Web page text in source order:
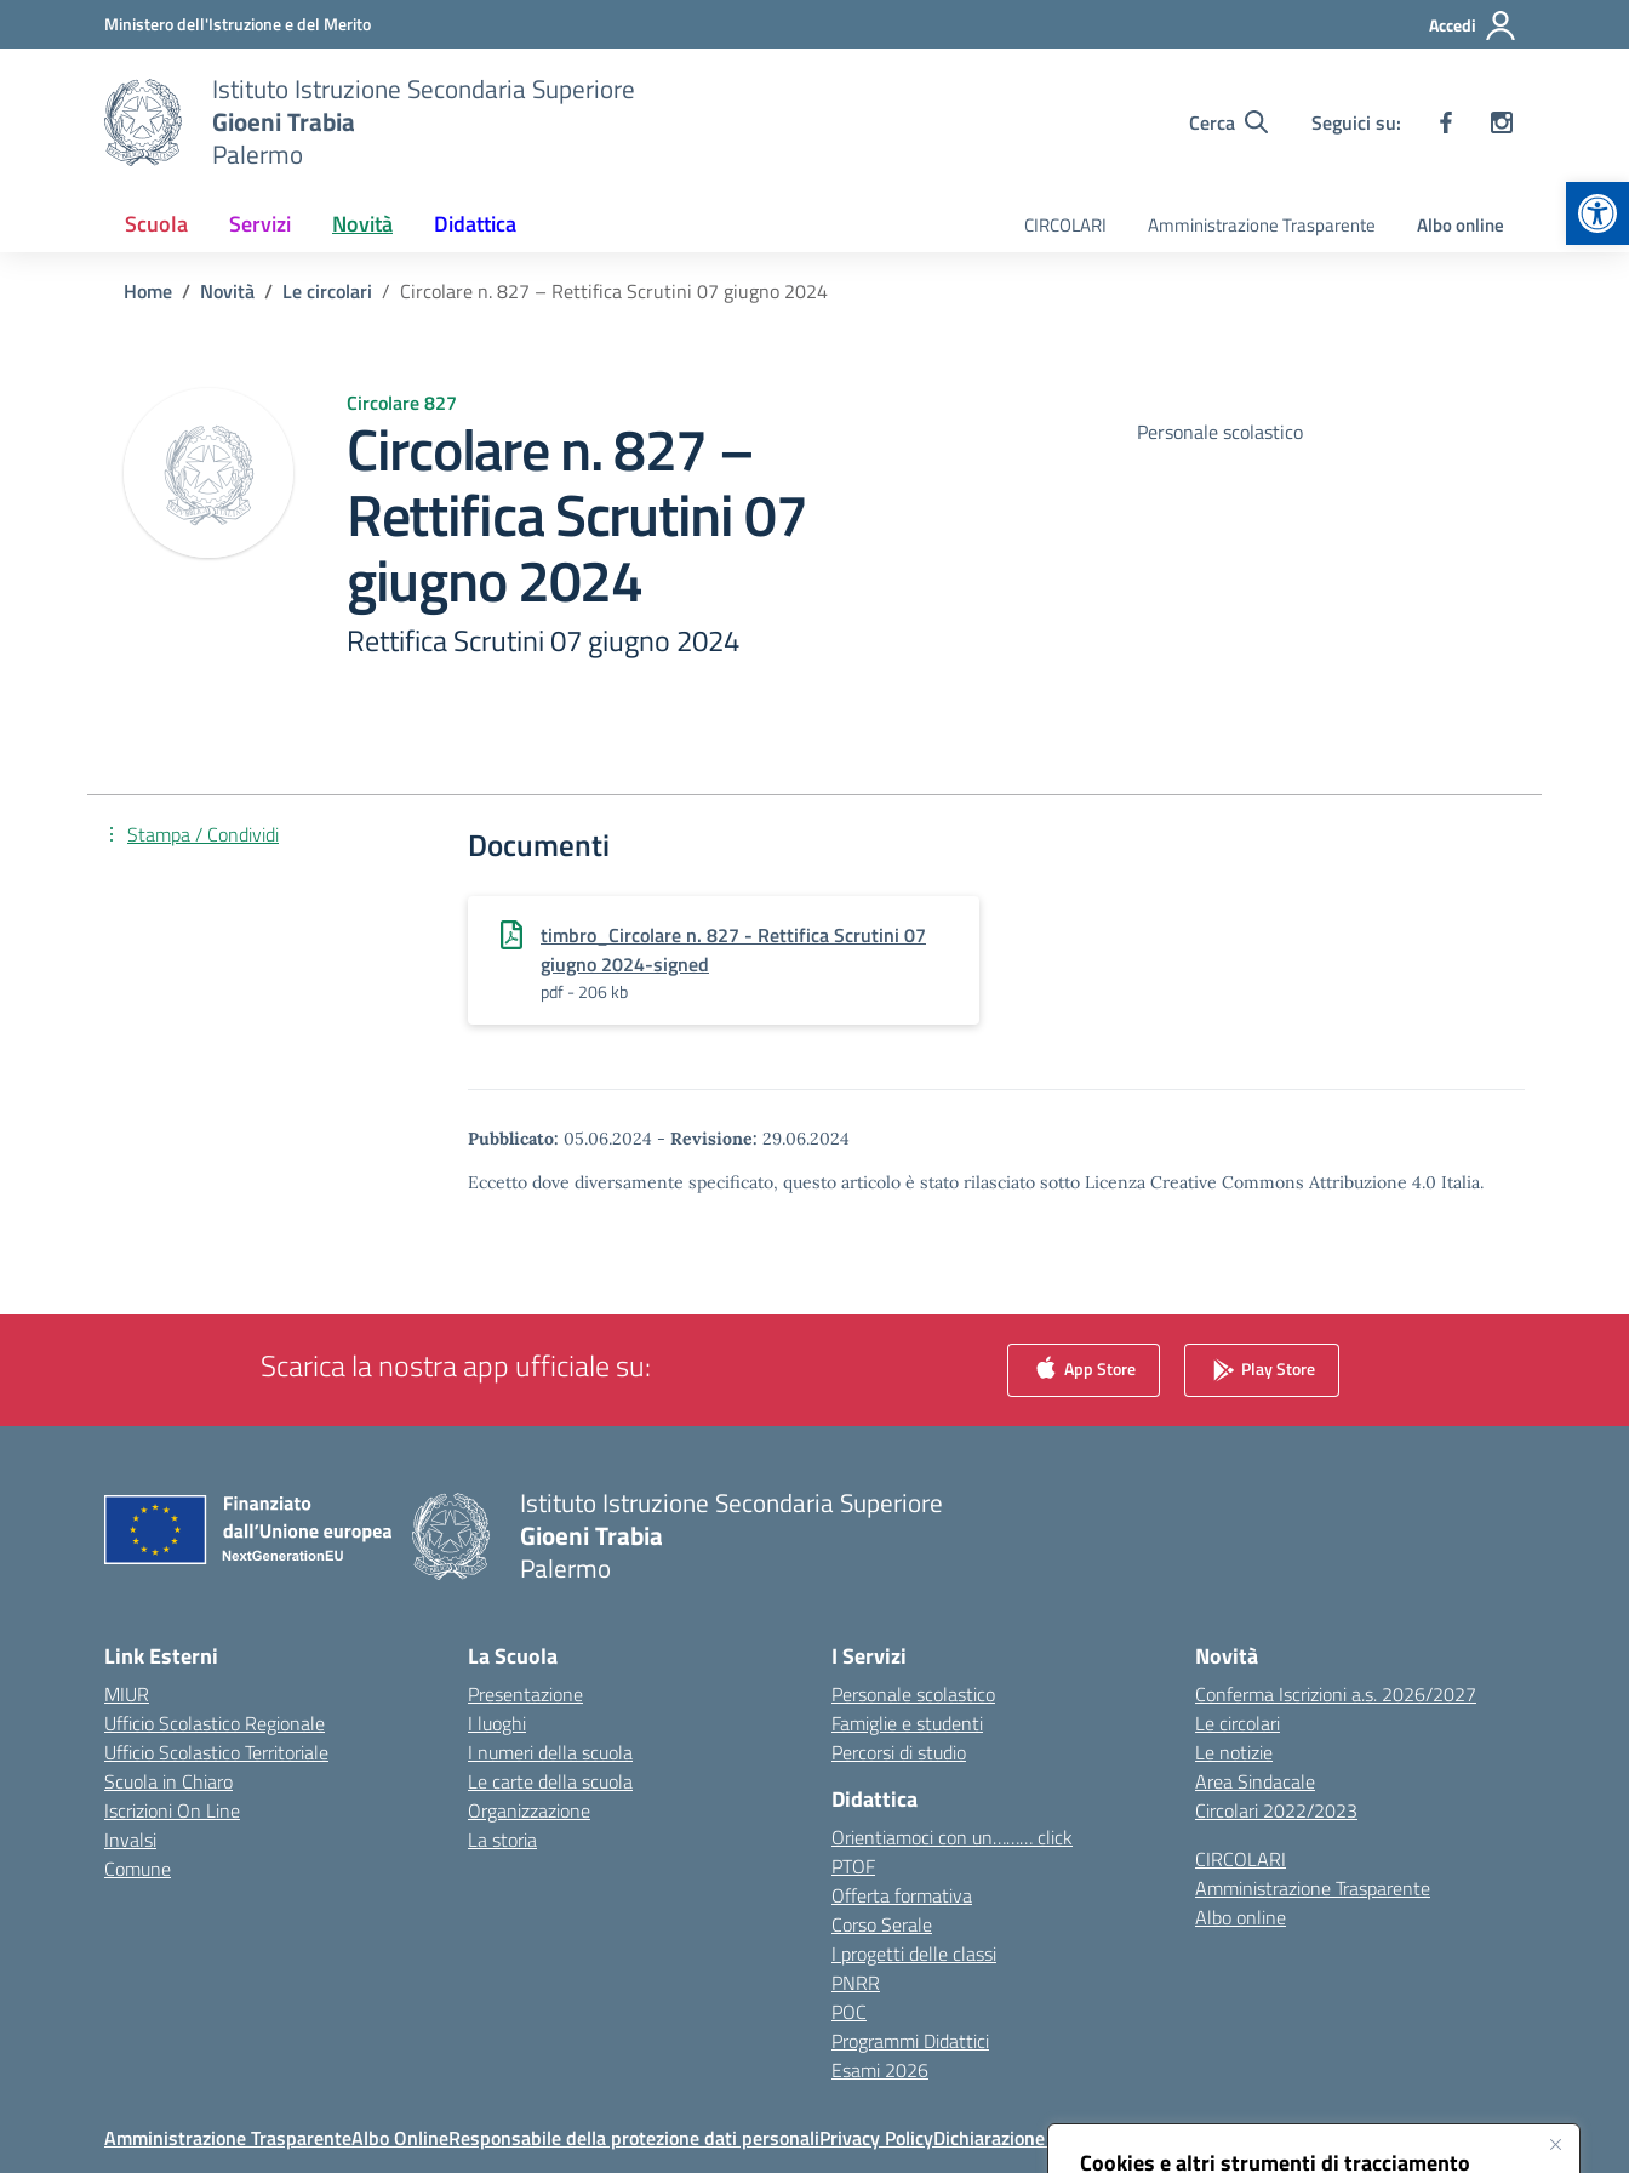
Cookies e altri strumenti di tracciamento
Vai ai contenuti
Vai al menu di navigazioneMinistero dell'Istruzione e del Merito Accedi
Istituto Istruzione Secondaria Superiore
Gioeni Trabia
Palermo
Cerca Seguici su:
Scuola Servizi Novità Didattica CIRCOLARI Amministrazione Trasparente Albo online
Home Novità Le circolari Circolare n. 827 – Rettifica Scrutini 07 giugno 2024
Circolare 827
Circolare n. 827 –
Rettifica Scrutini 07
giugno 2024
Rettifica Scrutini 07 giugno 2024
Personale scolastico
Documenti
timbro_Circolare n. 827 - Rettifica Scrutini 07
giugno 2024-signed
pdf - 206 kb
Pubblicato: 05.06.2024 - Revisione: 29.06.2024
Eccetto dove diversamente specificato, questo articolo è stato rilasciato sotto Licenza Creative Commons Attribuzione 4.0 Italia.
Stampa / Condividi
Scarica la nostra app ufficiale su: App Store Play Store
Istituto Istruzione Secondaria Superiore
Gioeni Trabia
Palermo
Link Esterni
MIUR
Ufficio Scolastico Regionale
Ufficio Scolastico Territoriale
Scuola in Chiaro
Iscrizioni On Line
Invalsi
Comune
La Scuola
Presentazione
I luoghi
I numeri della scuola
Le carte della scuola
Organizzazione
La storia
I Servizi
Personale scolastico
Famiglie e studenti
Percorsi di studio
Didattica
Orientiamoci con un……… click
PTOF
Offerta formativa
Corso Serale
I progetti delle classi
PNRR
POC
Programmi Didattici
Esami 2026
Novità
Conferma Iscrizioni a.s. 2026/2027
Le circolari
Le notizie
Area Sindacale
Circolari 2022/2023
CIRCOLARI
Amministrazione Trasparente
Albo online
Amministrazione TrasparenteAlbo OnlineResponsabile della protezione dati personaliPrivacy PolicyDichiarazione di accessibilità Seguici su: